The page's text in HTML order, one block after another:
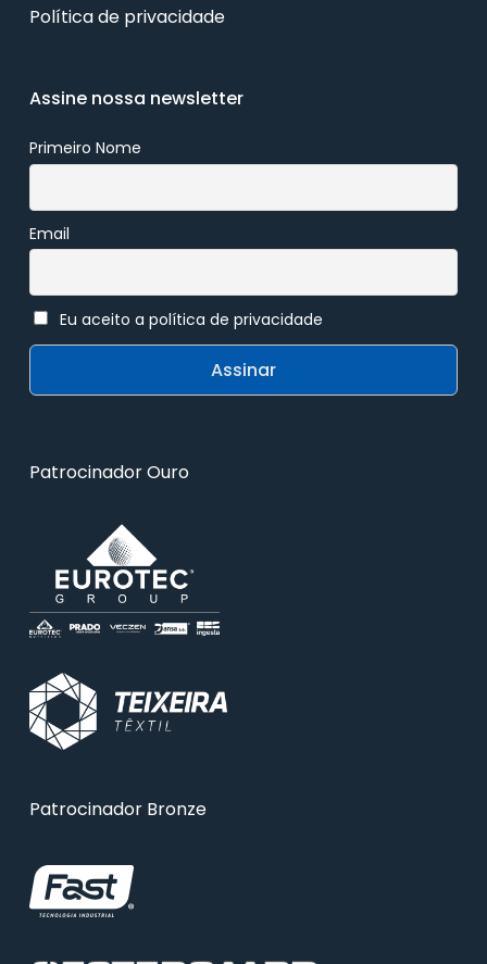
Política de privacidade
Assine nossa newsletter
Primeiro Nome
Email
Eu aceito a política de privacidade
Patrocinador Ouro
Patrocinador Bronze